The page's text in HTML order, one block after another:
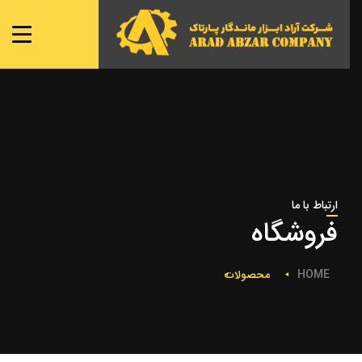
صفحه ی اصلی
شعبه ها
ارتباط با ما
فروشگاه
HOME محصولات